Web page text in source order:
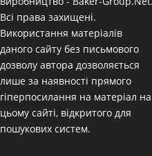
Всі права захищені.
Використання матеріалів
даного сайту без письмового
дозволу автора дозволяється
лише за наявності прямого
гіперпосилання на матеріал на
цьому сайті, відкритого для
пошукових систем.